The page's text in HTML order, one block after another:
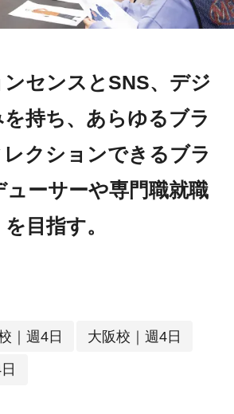
センスとSNS、デジ
持ち、あらゆるブラ
クションできるブラ
ューサーや専門職就職
を目指す。
｜週4日 大阪校｜週4日